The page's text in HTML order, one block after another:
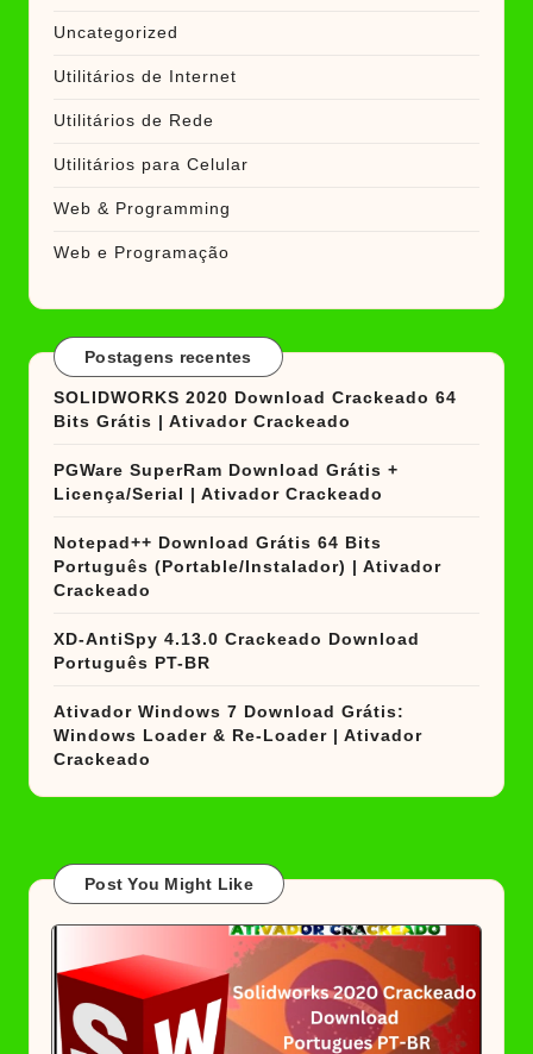
Uncategorized
Utilitários de Internet
Utilitários de Rede
Utilitários para Celular
Web & Programming
Web e Programação
Postagens recentes
SOLIDWORKS 2020 Download Crackeado 64
Bits Grátis | Ativador Crackeado
PGWare SuperRam Download Grátis +
Licença/Serial | Ativador Crackeado
Notepad++ Download Grátis 64 Bits
Português (Portable/Instalador) | Ativador
Crackeado
XD-AntiSpy 4.13.0 Crackeado Download
Português PT-BR
Ativador Windows 7 Download Grátis:
Windows Loader & Re-Loader | Ativador
Crackeado
Post You Might Like